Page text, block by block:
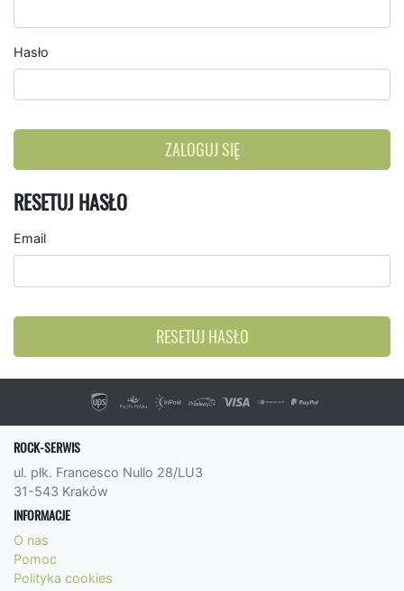
Hasło
ZALOGUJ SIĘ
RESETUJ HASŁO
Email
RESETUJ HASŁO
ROCK-SERWIS
ul. płk. Francesco Nullo 28/LU3
31-543 Kraków
INFORMACJE
O nas
Pomoc
Polityka cookies